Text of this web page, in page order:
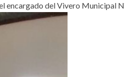
encargado del Vivero Municipal